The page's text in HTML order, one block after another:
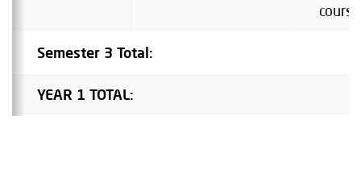
Semester 3 Total:
YEAR 1 TOTAL: